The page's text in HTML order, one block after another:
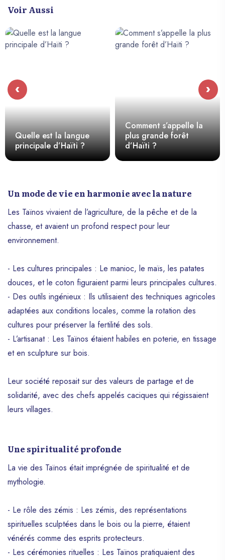
Voir Aussi
Quelle est la langue
principale d’Haïti ?
Comment s’appelle la
plus grande forêt
d’Haïti ?
‹ ›
Un mode de vie en harmonie avec la nature
Les Taïnos vivaient de l’agriculture, de la pêche et de la
chasse, et avaient un profond respect pour leur
environnement.
- Les cultures principales : Le manioc, le maïs, les patates
douces, et le coton figuraient parmi leurs principales cultures.
- Des outils ingénieux : Ils utilisaient des techniques agricoles
adaptées aux conditions locales, comme la rotation des
cultures pour préserver la fertilité des sols.
- L’artisanat : Les Taïnos étaient habiles en poterie, en tissage
et en sculpture sur bois.
Leur société reposait sur des valeurs de partage et de
solidarité, avec des chefs appelés caciques qui régissaient
leurs villages.
Une spiritualité profonde
La vie des Taïnos était imprégnée de spiritualité et de
mythologie.
- Le rôle des zémis : Les zémis, des représentations
spirituelles sculptées dans le bois ou la pierre, étaient
vénérés comme des esprits protecteurs.
- Les cérémonies rituelles : Les Taïnos pratiquaient des